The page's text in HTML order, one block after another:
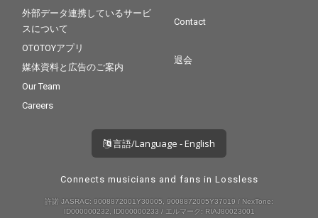
外部データ連携しているサービ
スについて
OTOTOYアプリ
媒体資料と広告のご案内
Our Team
Careers
Contact
退会
言語/Language - English
Connects musicians and fans in Lossless
許諾 JASRAC: 9008872001Y30005, 9008872005Y37019 / NexTone:
ID000000232, ID000000233 / エルマーク: RIAJ80023001